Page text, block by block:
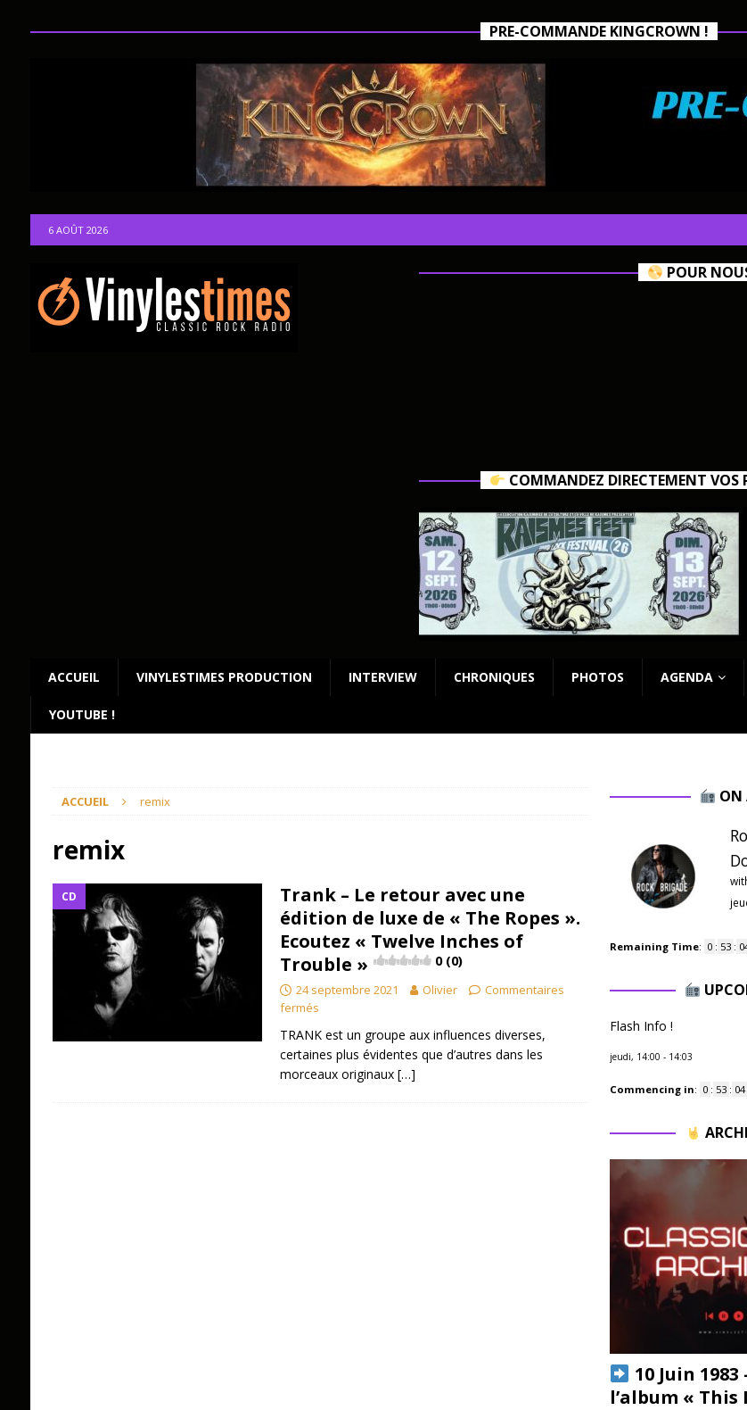
PRE-COMMANDE KINGCROWN !
6 AOÛT 2026
POUR
COMMANDEZ DIRECTEMENT VOS
ACCUEIL VINYLESTIMES PRODUCTION INTERVIEW CHRONIQUES PHOTOS AGENDA
YOUTUBE !
ACCUEIL remix
remix
CD
Trank – Le retour avec une
édition de luxe de « The Ropes ».
Ecoutez « Twelve Inches of
Trouble »
0 (0)
24 septembre 2021 Olivier
Commentaires
fermés
TRANK est un groupe aux influences diverses,
certaines plus évidentes que d’autres dans les
morceaux originaux […]
ON
Remaining Time: 0 : 53 :
Flash Info !
jeudi, 14:00 - 14:03
Commencing in: 0 : 53 : 03
10 Juin
l’album « This